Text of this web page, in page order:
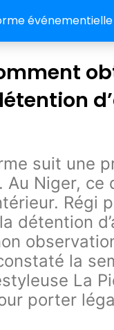
événementielle
suit une
Au Niger, ce
Régi
détention
la
La
porter